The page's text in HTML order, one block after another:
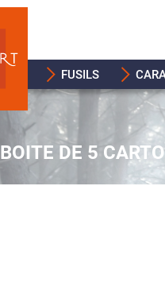
FUSILS
BOITE DE 5